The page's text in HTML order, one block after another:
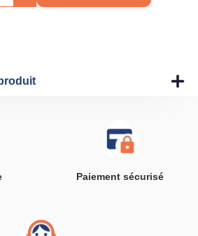
Paiement sécurisé